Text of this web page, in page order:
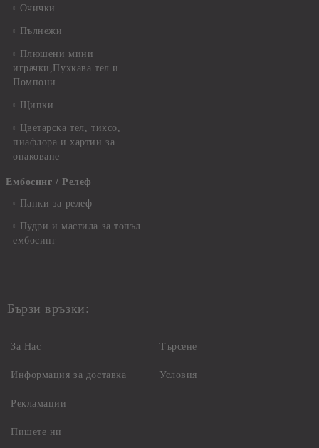
Очички
Пълнежи
Плюшени мини
играчки,Пухкава тел и
Помпони
Щипки
Цветарска тел, тиксо,
пиафлора и хартии за
опаковане
Ембосинг / Релеф
Папки за релеф
Пудри и мастила за топъл
ембосинг
Бързи връзки:
За Нас
Информация за доставка
Рекламации
Пишете ни
Търсене
Условия